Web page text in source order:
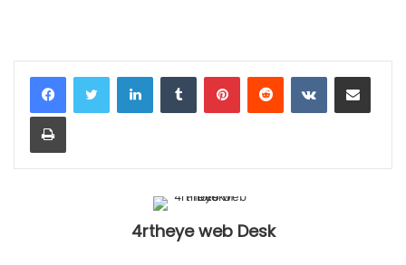
LinkedInTumblr PinterestReddit VKontakteShare via Email
Print
4rtheye web Desk